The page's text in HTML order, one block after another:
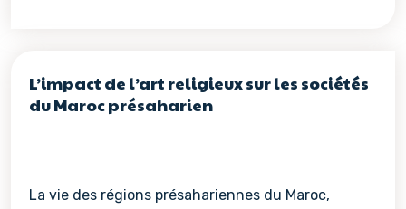
L’impact de l’art religieux sur les sociétés
du Maroc présaharien
La vie des régions présahariennes du Maroc,